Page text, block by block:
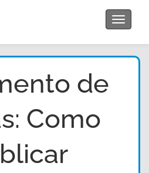
Toggle
de
Como